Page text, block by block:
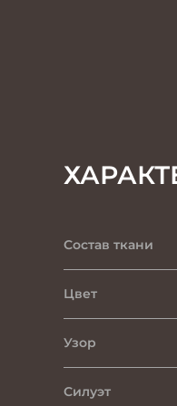
Состав ткани
Цвет
Узор
Силуэт